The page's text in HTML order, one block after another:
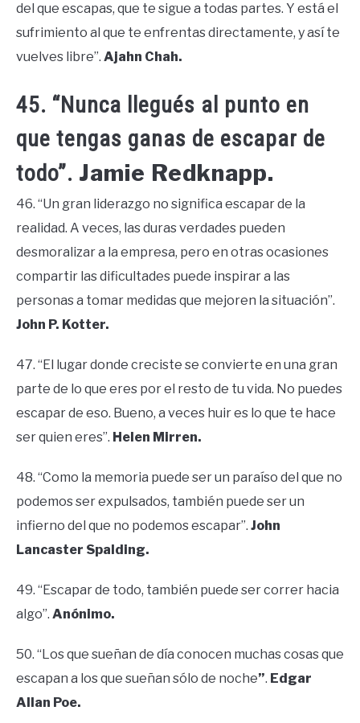
del que escapas, que te sigue a todas partes. Y está el
sufrimiento al que te enfrentas directamente, y así te
vuelves libre”. Ajahn Chah.
45. “Nunca llegués al punto en
que tengas ganas de escapar de
todo”. Jamie Redknapp.
46. “Un gran liderazgo no significa escapar de la
realidad. A veces, las duras verdades pueden
desmoralizar a la empresa, pero en otras ocasiones
compartir las dificultades puede inspirar a las
personas a tomar medidas que mejoren la situación”.
John P. Kotter.
47. “El lugar donde creciste se convierte en una gran
parte de lo que eres por el resto de tu vida. No puedes
escapar de eso. Bueno, a veces huir es lo que te hace
ser quien eres”. Helen Mirren.
48. “Como la memoria puede ser un paraíso del que no
podemos ser expulsados, también puede ser un
infierno del que no podemos escapar”. John
Lancaster Spalding.
49. “Escapar de todo, también puede ser correr hacia
algo”. Anónimo.
50. “Los que sueñan de día conocen muchas cosas que
escapan a los que sueñan sólo de noche”. Edgar
Allan Poe.